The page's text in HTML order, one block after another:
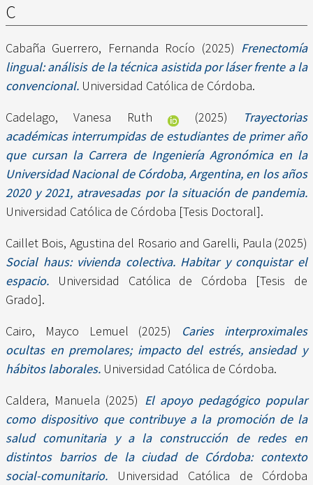
C
Cabaña Guerrero, Fernanda Rocío (2025) Frenectomía
lingual: análisis de la técnica asistida por láser frente a la
convencional. Universidad Católica de Córdoba.
Cadelago, Vanesa Ruth
(2025)
Trayectorias
académicas interrumpidas de estudiantes de primer año
que cursan la Carrera de Ingeniería Agronómica en la
Universidad Nacional de Córdoba, Argentina, en los años
2020 y 2021, atravesadas por la situación de pandemia.
Universidad Católica de Córdoba [Tesis Doctoral].
Caillet Bois, Agustina del Rosario and Garelli, Paula (2025)
Social haus: vivienda colectiva. Habitar y conquistar el
espacio. Universidad Católica de Córdoba [Tesis de
Grado].
Cairo, Mayco Lemuel (2025) Caries interproximales
ocultas en premolares; impacto del estrés, ansiedad y
hábitos laborales. Universidad Católica de Córdoba.
Caldera, Manuela (2025) El apoyo pedagógico popular
como dispositivo que contribuye a la promoción de la
salud comunitaria y a la construcción de redes en
distintos barrios de la ciudad de Córdoba: contexto
social-comunitario. Universidad Católica de Córdoba